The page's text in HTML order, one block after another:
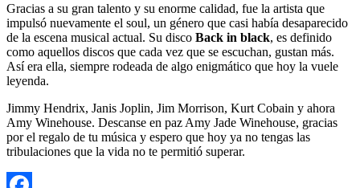
Gracias a su gran talento y su enorme calidad, fue la artista que
impulsó nuevamente el soul, un género que casi había desaparecido
de la escena musical actual. Su disco Back in black, es definido
como aquellos discos que cada vez que se escuchan, gustan más.
Así era ella, siempre rodeada de algo enigmático que hoy la vuele
leyenda.
Jimmy Hendrix, Janis Joplin, Jim Morrison, Kurt Cobain y ahora
Amy Winehouse. Descanse en paz Amy Jade Winehouse, gracias
por el regalo de tu música y espero que hoy ya no tengas las
tribulaciones que la vida no te permitió superar.